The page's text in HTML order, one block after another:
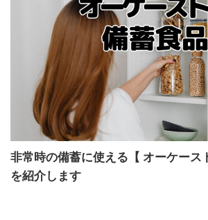
非常時の備蓄に使える【 オーケース
を紹介します